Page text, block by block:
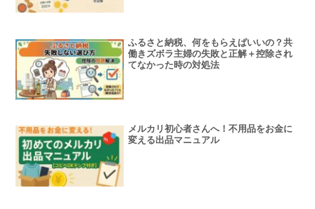
ふるさと納税、何をもらえばいいの？共
働きズボラ主婦の失敗と正解＋控除され
てなかった時の対処法
メルカリ初心者さんへ！不用品をお金に
変える出品マニュアル